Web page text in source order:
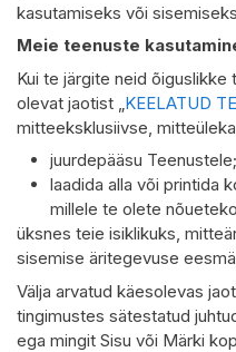
kasutamiseks või
Meie teenuste
Kui te järgite neid õiguslikke
olevat jaotist „ KEELATUD
mitteeksklusiivse,
juurdepääsu
laadida alla või printida
millele te olete
üksnes teie isiklikuks,
sisemise äritegevuse
Välja arvatud käesolevas
tingimustes sätestatud
ega mingit Sisu või Märki